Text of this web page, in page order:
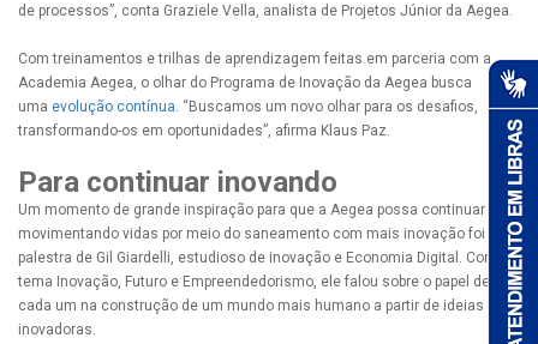
de processos”, conta Graziele Vella, analista de Projetos Júnior da Aegea.
Com treinamentos e trilhas de aprendizagem feitas em parceria com a
Academia Aegea, o olhar do Programa de Inovação da Aegea busca
uma evolução contínua. “Buscamos um novo olhar para os desafios,
transformando-os em oportunidades”, afirma Klaus Paz.
Para continuar inovando
Um momento de grande inspiração para que a Aegea possa continuar
movimentando vidas por meio do saneamento com mais inovação foi a
palestra de Gil Giardelli, estudioso de inovação e Economia Digital. Com o
tema Inovação, Futuro e Empreendedorismo, ele falou sobre o papel de
cada um na construção de um mundo mais humano a partir de ideias
inovadoras.